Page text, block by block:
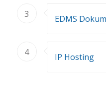
3 EDMS
4 IP Hosting